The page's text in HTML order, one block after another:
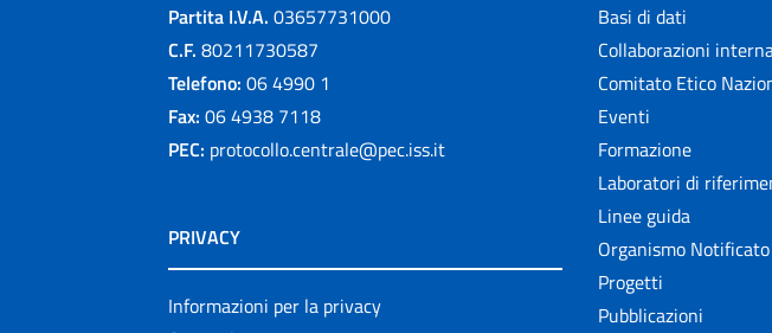
Partita I.V.A. 03657731000
C.F. 80211730587
Telefono: 06 4990 1
Fax: 06 4938 7118
PEC: protocollo.centrale@pec.iss.it
PRIVACY
Informazioni per la privacy
Basi di dati
Collaborazioni
Comitato Etico
Eventi
Formazione
Laboratori di
Linee guida
Organismo Notificato
Progetti
Pubblicazioni